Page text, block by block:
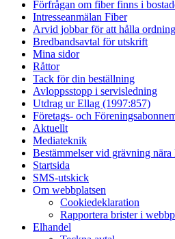
Förfrågan om fiber finns i
Intresseanmälan Fiber
Arvid jobbar för att hålla
Bredbandsavtal för utskrift
Mina sidor
Råttor
Tack för din beställning
Avloppsstopp i servisledning
Utdrag ur Ellag (1997:857)
Företags- och
Aktuellt
Mediateknik
Bestämmelser vid grävning
Startsida
SMS-utskick
Om webbplatsen
Cookiedeklaration
Rapportera brister i
Elhandel